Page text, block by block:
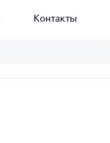
Контакты